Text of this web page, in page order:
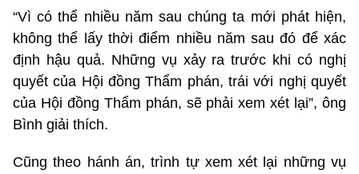
“Vì có thể nhiều năm sau chúng ta mới phát hiện,
không thể lấy thời điểm nhiều năm sau đó để xác
định hậu quả. Những vụ xảy ra trước khi có nghị
quyết của Hội đồng Thẩm phán, trái với nghị quyết
của Hội đồng Thẩm phán, sẽ phải xem xét lại”, ông
Bình giải thích.
Cũng theo hánh án, trình tự xem xét lại những vụ